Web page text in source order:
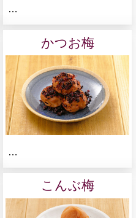
…
かつお梅
…
こんぶ梅